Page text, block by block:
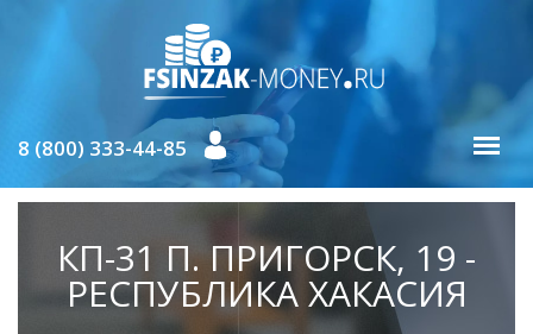
8 (800) 333-44-85
КП-31 П. ПРИГОРСК, 19 -
РЕСПУБЛИКА ХАКАСИЯ